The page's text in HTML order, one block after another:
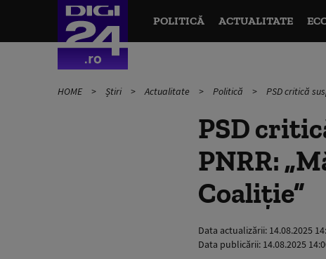
POLITICĂ ACTUALITATE
HOME Știri Actualitate Politică PSD critică
PSD
PNRR:
Coaliție”
Data actualizării: 14.08.2025
Data publicării: 14.08.2025